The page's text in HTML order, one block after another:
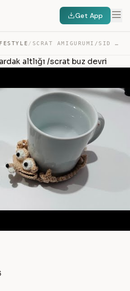
Get App
/ SCRAT AMIGURUMI/SID BARDAK ALTLIĞI /SCRAT BUZ DEVRI — TRANSCRIPT
altlığı /scrat buz devri